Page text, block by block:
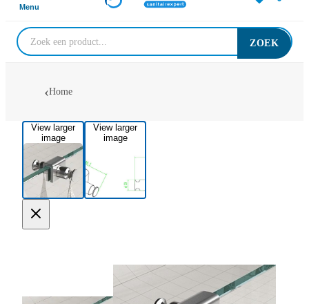
Menu
ZOEK
Home
View larger
image
View larger
image